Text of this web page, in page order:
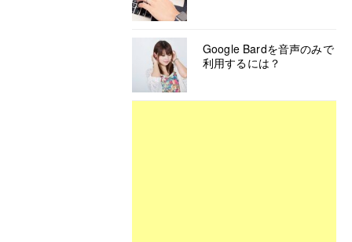
Google Bardを音声のみで
利用するには？